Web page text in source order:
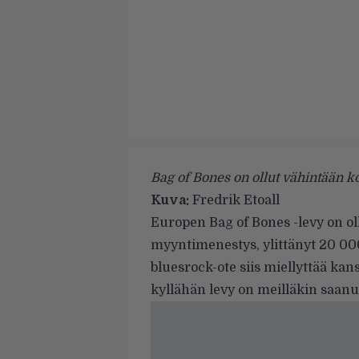
Bag of Bones on ollut vähintään
Kuva: Fredrik Etoall
Europen Bag of Bones -levy on
myyntimenestys, ylittänyt 20
bluesrock-ote siis miellyttää
kyllähän levy on meilläkin